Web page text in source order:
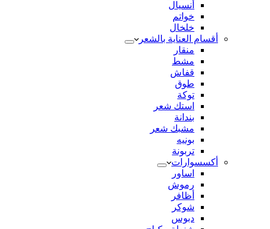
أنسيال
خواتم
خلخال
أقسام العناية بالشعر
منقار
مشط
قفاش
طوق
توكة
استك شعر
بندانة
مشبك شعر
بونيه
تربونة
أكسسوارات
اساور
رموش
أظافر
شوكر
دبوس